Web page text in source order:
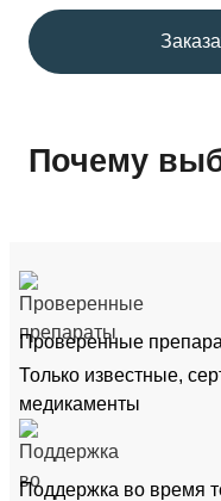
Почему
Проверенные
Только известные,
медикаменты
Поддержка во время